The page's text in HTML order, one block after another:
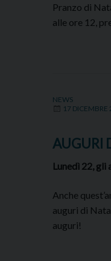
Pranzo di
alle ore 12,
NEWS
17 DICEMBRE
AUGURI
Lunedì 22, gli
Anche
auguri di
auguri!